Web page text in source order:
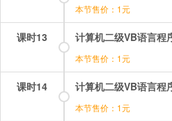
本节售价：1元
课时13
本节售价：1元
课时14
本节售价：1元